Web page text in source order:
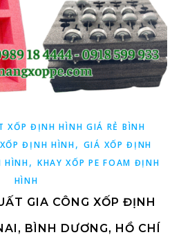
XỐP ĐỊNH HÌNH GIÁ RẺ BÌNH
ĐỊNH HÌNH, GIÁ XỐP ĐỊNH
HÌNH, KHAY XỐP PE FOAM ĐỊNH
HÌNH
GIA CÔNG XỐP ĐỊNH
BÌNH DƯƠNG, HỒ CHÍ